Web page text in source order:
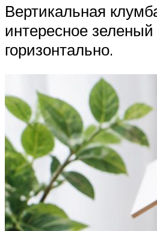
Вертикальная
интересное
горизонтально.